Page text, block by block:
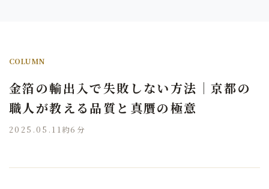
COLUMN
金箔の輸出入で失敗しない方法｜京都の
職人が教える品質と真贋の極意
2025.05.11約6分